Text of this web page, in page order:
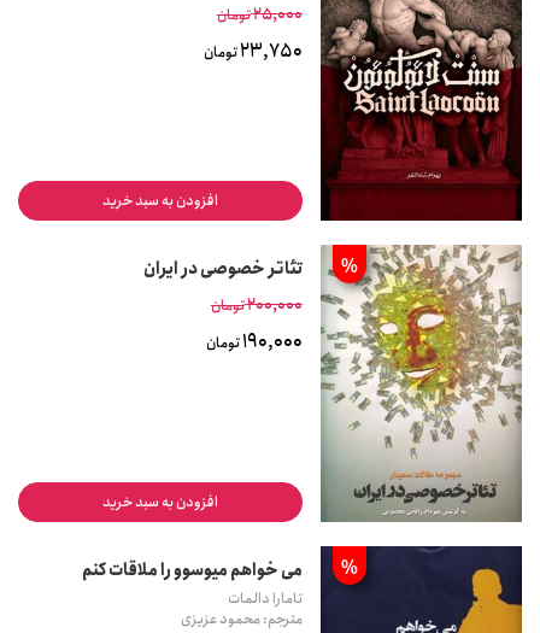
25,000تومان
23,750تومان
افزودن به سبد خرید
%
تئاتر خصوصی در ایران
200,000تومان
190,000تومان
افزودن به سبد خرید
% می خواهم میوسوو را ملاقات کنم
تامارا دالمات
مترجم: محمود عزیزی